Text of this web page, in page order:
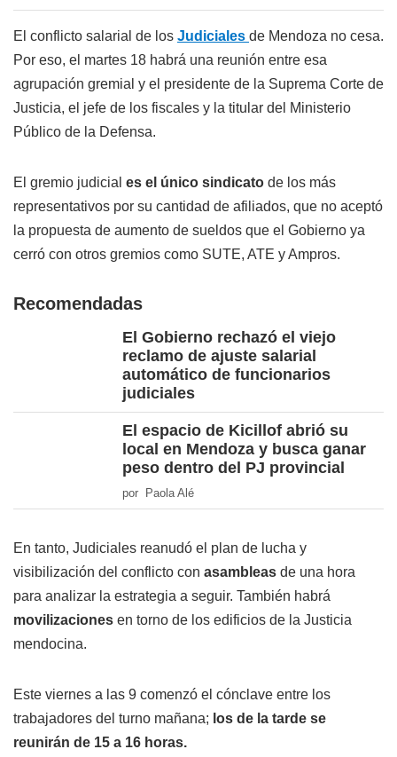
El conflicto salarial de los Judiciales de Mendoza no cesa.
Por eso, el martes 18 habrá una reunión entre esa
agrupación gremial y el presidente de la Suprema Corte de
Justicia, el jefe de los fiscales y la titular del Ministerio
Público de la Defensa.
El gremio judicial es el único sindicato de los más
representativos por su cantidad de afiliados, que no aceptó
la propuesta de aumento de sueldos que el Gobierno ya
cerró con otros gremios como SUTE, ATE y Ampros.
Recomendadas
El Gobierno rechazó el viejo
reclamo de ajuste salarial
automático de funcionarios
judiciales
El espacio de Kicillof abrió su
local en Mendoza y busca ganar
peso dentro del PJ provincial
por Paola Alé
En tanto, Judiciales reanudó el plan de lucha y
visibilización del conflicto con asambleas de una hora
para analizar la estrategia a seguir. También habrá
movilizaciones en torno de los edificios de la Justicia
mendocina.
Este viernes a las 9 comenzó el cónclave entre los
trabajadores del turno mañana; los de la tarde se
reunirán de 15 a 16 horas.